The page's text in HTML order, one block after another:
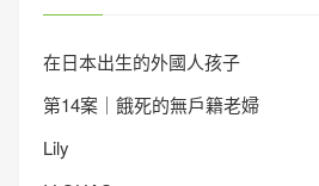
在日本出生的外國人孩子
第14案｜餓死的無戶籍老婦
Lily